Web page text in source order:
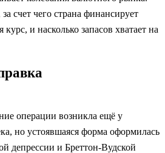
счет чего страна финансирует
и насколько запасов хватает на
операции возникла ещё у
но устоявшаяся форма оформилась
депрессии и Бреттон-Вудской